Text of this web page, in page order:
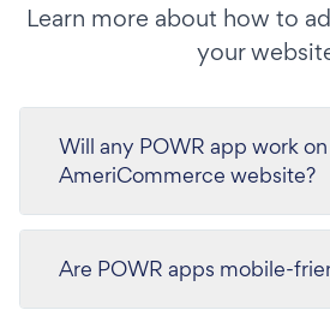
Learn more about how to
your
Will any POWR app work
AmeriCommerce website?
Are POWR apps mobile-